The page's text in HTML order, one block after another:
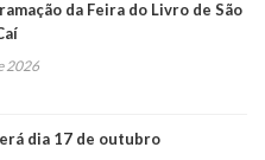
da Feira do Livro de São
2026
dia 17 de outubro